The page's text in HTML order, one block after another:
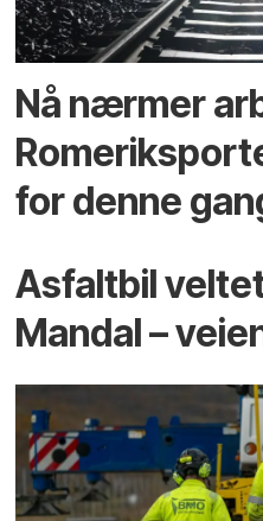
Nå nærmer
for denne
Asfaltbil
Mandal –